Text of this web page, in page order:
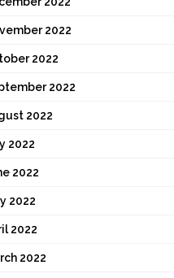
2022
2022
2022
2022
2022
2022
2022
2022
2022